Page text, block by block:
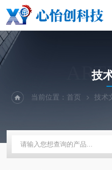
技
当前位置：首页 技术